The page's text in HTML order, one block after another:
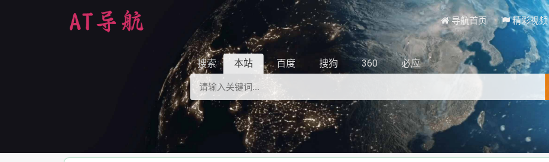
导航首页 精彩视频
搜索 本站 百度 搜狗 360 必应